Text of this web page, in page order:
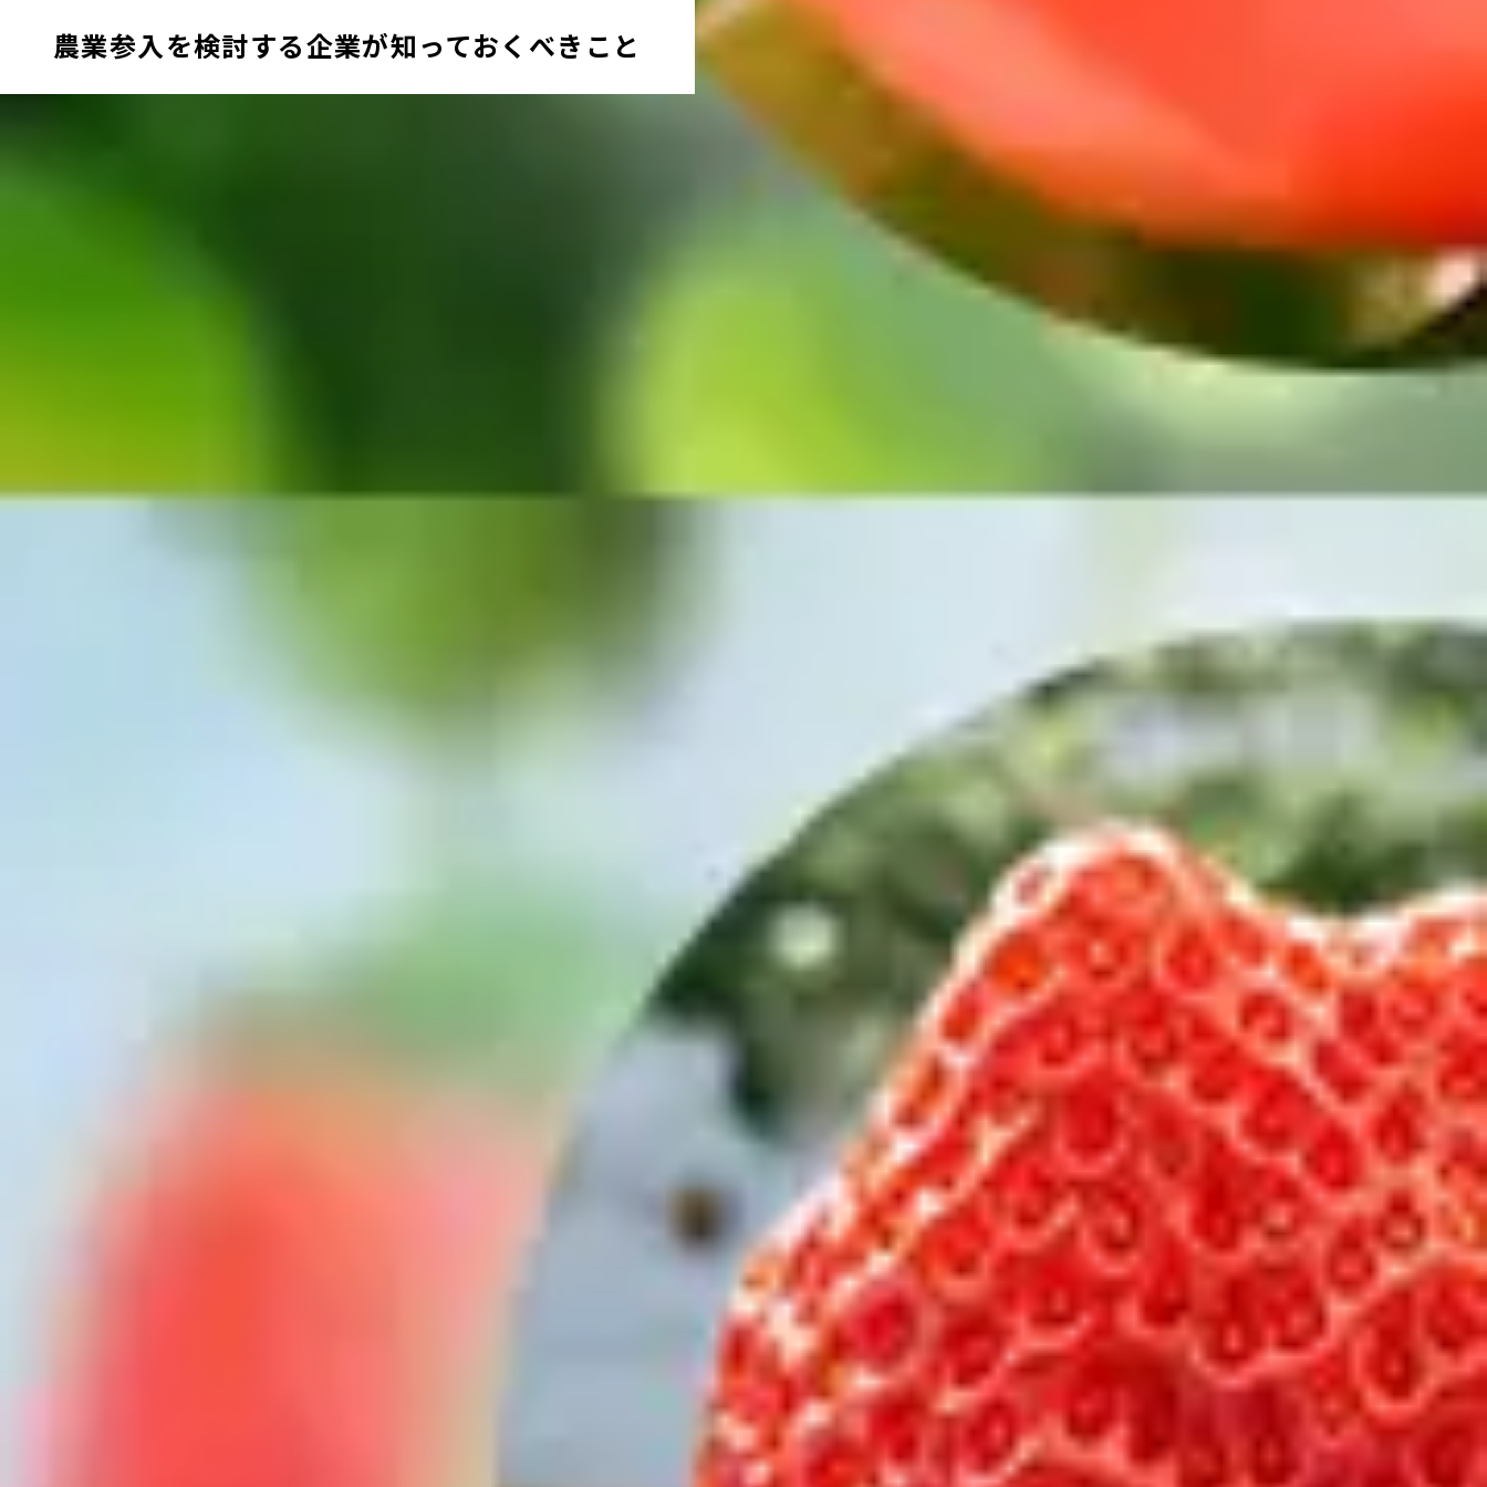
農業参入を検討する企業が知っておくべきこと